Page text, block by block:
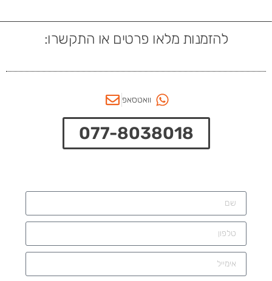
להזמנות מלאו פרטים או התקשרו:
וואטסאפ
077-8038018